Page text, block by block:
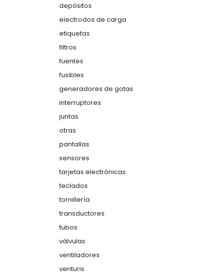
depósitos
electrodos de carga
etiquetas
filtros
fuentes
fusibles
generadores de gotas
interruptores
juntas
otras
pantallas
sensores
tarjetas electrónicas
teclados
tornillería
transductores
tubos
válvulas
ventiladores
venturis